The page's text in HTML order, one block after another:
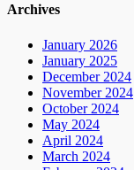
Archives
January 2026
January 2025
December 2024
November 2024
October 2024
May 2024
April 2024
March 2024